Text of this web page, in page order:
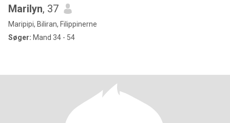
Marilyn, 37
Maripipi, Biliran, Filippinerne
Søger: Mand 34 - 54